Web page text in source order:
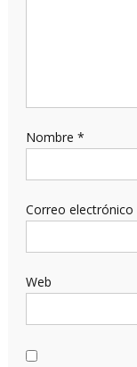
Nombre *
Correo electrónico
Web